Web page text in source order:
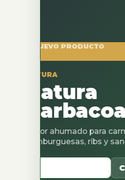
para carnes,
ribs y sandwiches.